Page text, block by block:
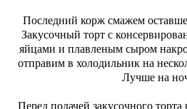
Последний корж смажем
Закусочный торт с
яйцами и плавленым сыром
отправим в холодильник на
Лучше на
Перед подачей закусочного